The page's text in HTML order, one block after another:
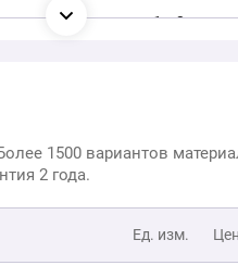
1 м2
1 шт.
1500 вариантов
от 2 дней. Гарантия 2 года.
Ед. изм.